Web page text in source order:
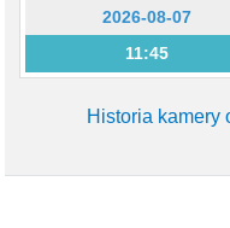
2026-08-07
11:45
Historia kamery